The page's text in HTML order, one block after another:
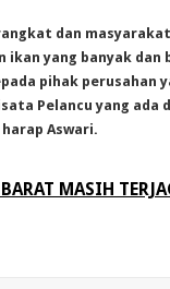
dan
ikan yang banyak
pihak perusahan
Pelancu yang ada
Aswari.
MASIH